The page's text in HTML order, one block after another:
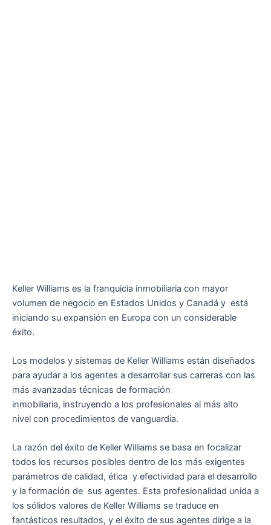
Keller Williams es la franquicia inmobiliaria con mayor
volumen de negocio en Estados Unidos y Canadá y está
iniciando su expansión en Europa con un considerable
éxito.
Los modelos y sistemas de Keller Williams están diseñados
para ayudar a los agentes a desarrollar sus carreras con las
más avanzadas técnicas de formación
inmobiliaria, instruyendo a los profesionales al más alto
nivel con procedimientos de vanguardia.
La razón del éxito de Keller Williams se basa en focalizar
todos los recursos posibles dentro de los más exigentes
parámetros de calidad, ética y efectividad para el desarrollo
y la formación de sus agentes. Esta profesionalidad unida a
los sólidos valores de Keller Williams se traduce en
fantásticos resultados, y el éxito de sus agentes dirige a la